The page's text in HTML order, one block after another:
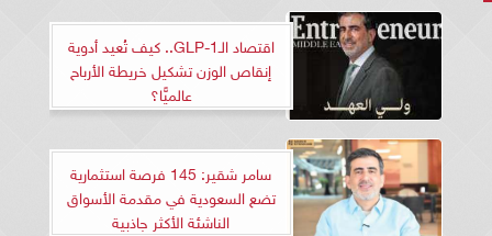
اقتصاد الـGLP-1.. كيف تُعيد أدوية
إنقاص الوزن تشكيل خريطة الأرباح
عالميًّا؟
سامر شقير: 145 فرصة استثمارية
تضع السعودية في مقدمة الأسواق
الناشئة الأكثر جاذبية